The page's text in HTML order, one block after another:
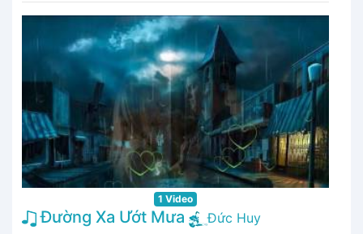
1 Video
Đường Xa Ướt Mưa
Đức Huy